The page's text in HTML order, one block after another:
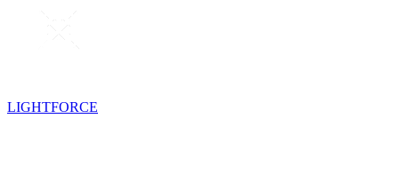
LIGHTFORCE